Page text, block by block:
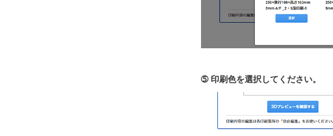
➄ 印刷色を選択してください。